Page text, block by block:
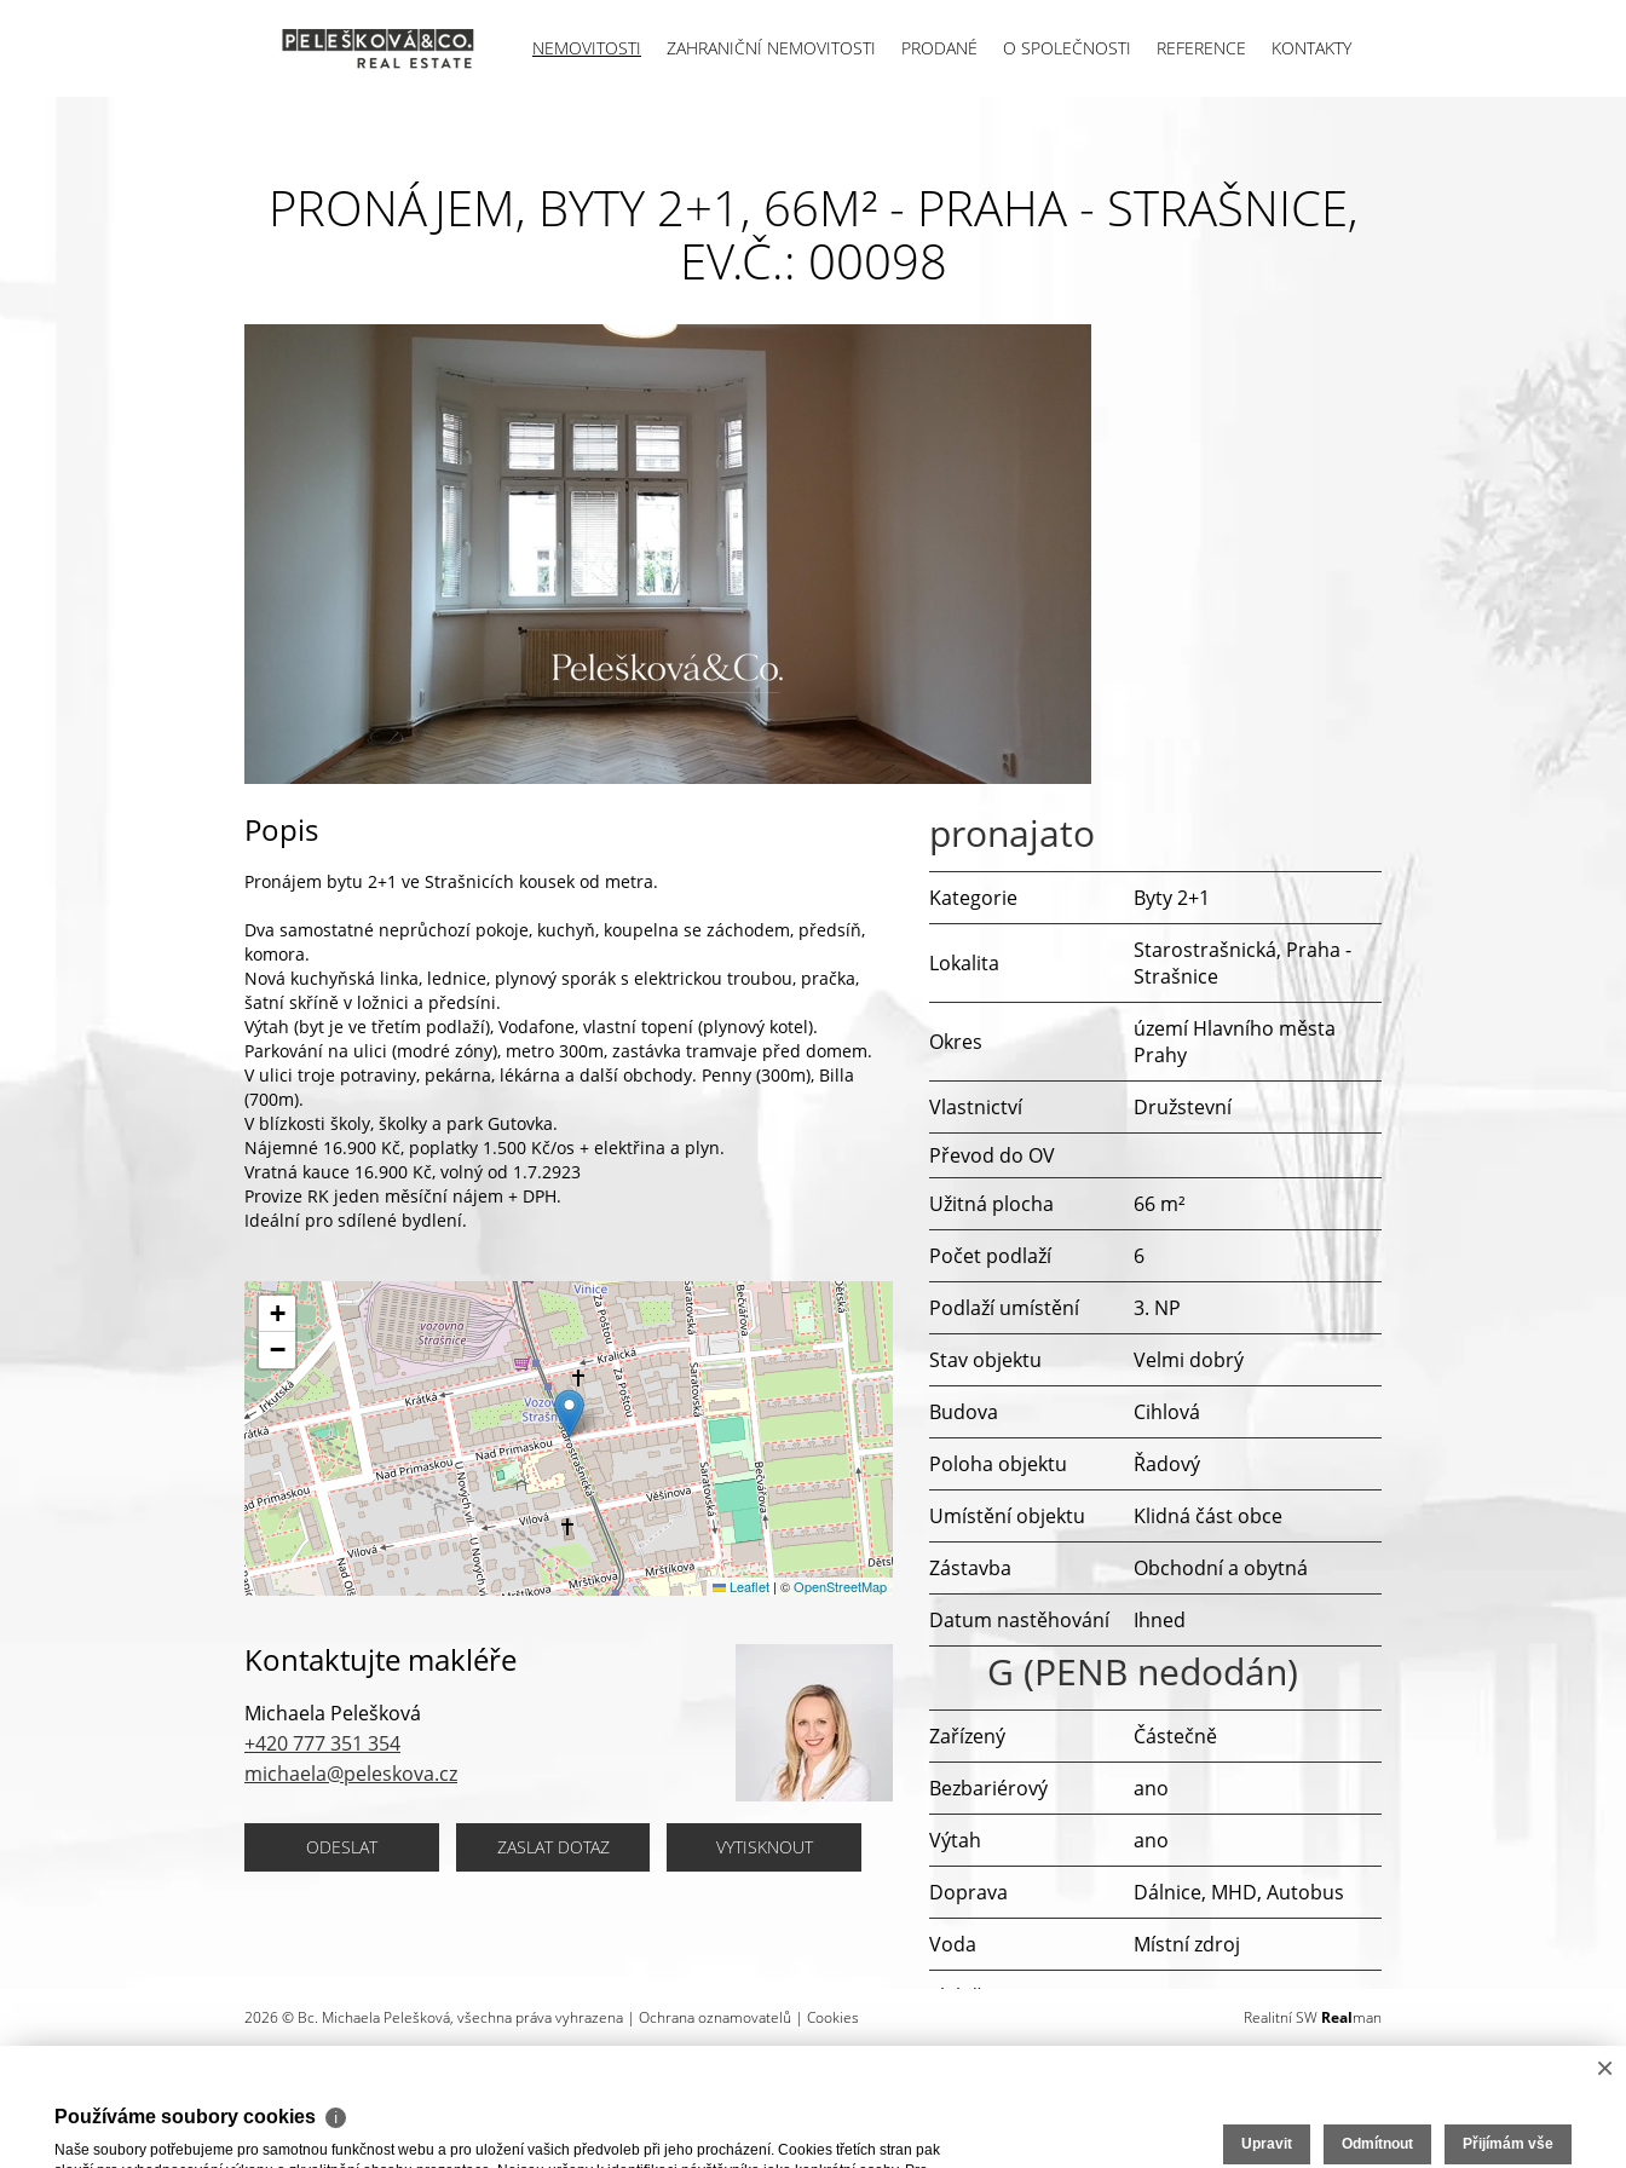
NEMOVITOSTI ZAHRANIČNÍ NEMOVITOSTI PRODANÉ O SPOLEČNOSTI REFERENCE KONTAKTY
PRONÁJEM, BYTY 2+1, 66M² - PRAHA - STRAŠNICE,
EV.Č.: 00098
Popis
Pronájem bytu 2+1 ve Strašnicích kousek od metra.
Dva samostatné neprůchozí pokoje, kuchyň, koupelna se záchodem, předsíň,
komora.
Nová kuchyňská linka, lednice, plynový sporák s elektrickou troubou, pračka,
šatní skříně v ložnici a předsíni.
Výtah (byt je ve třetím podlaží), Vodafone, vlastní topení (plynový kotel).
Parkování na ulici (modré zóny), metro 300m, zastávka tramvaje před domem.
V ulici troje potraviny, pekárna, lékárna a další obchody. Penny (300m), Billa
(700m).
V blízkosti školy, školky a park Gutovka.
Nájemné 16.900 Kč, poplatky 1.500 Kč/os + elektřina a plyn.
Vratná kauce 16.900 Kč, volný od 1.7.2923
Provize RK jeden měsíční nájem + DPH.
Ideální pro sdílené bydlení.
+
−
Leaflet | ©OpenStreetMap
Kontaktujte makléře
Michaela Pelešková
+420 777 351 354
michaela@peleskova.cz
ODESLAT ZASLAT DOTAZ VYTISKNOUT
pronajato
Kategorie Byty 2+1
Lokalita
Starostrašnická, Praha -
Strašnice
Okres
území Hlavního města
Prahy
Vlastnictví
Družstevní
Převod do OV
Užitná plocha
66 m²
Počet podlaží
6
Podlaží umístění
3. NP
Stav objektu
Velmi dobrý
Budova
Cihlová
Poloha objektu
Řadový
Umístění objektu
Klidná část obce
Zástavba
Obchodní a obytná
Datum nastěhování
Ihned
G (PENB nedodán)
Zařízený
Částečně
Bezbariérový
ano
Výtah
ano
Doprava
Dálnice, MHD, Autobus
Voda
Místní zdroj
Elektřina
Plyn
Plynovod
2026 © Bc. Michaela Pelešková, všechna práva vyhrazena | Ochrana oznamovatelů | Cookies Realitní SW Realman
×
Používáme soubory cookies ℹ
Naše soubory potřebujeme pro samotnou funkčnost webu a pro uložení vašich předvoleb při jeho procházení. Cookies třetích stran pak
Upravit Odmítnout Přijímám vše